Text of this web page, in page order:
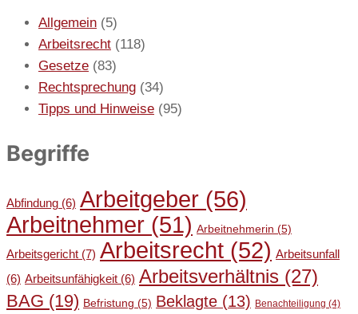
Allgemein (5)
Arbeitsrecht (118)
Gesetze (83)
Rechtsprechung (34)
Tipps und Hinweise (95)
Begriffe
Abfindung (6) Arbeitgeber (56)
Arbeitnehmer (51) Arbeitnehmerin (5)
Arbeitsgericht (7) Arbeitsrecht (52) Arbeitsunfall
(6) Arbeitsunfähigkeit (6) Arbeitsverhältnis (27)
BAG (19) Befristung (5) Beklagte (13) Benachteiligung (4)